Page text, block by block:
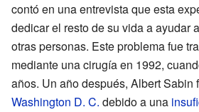
contó en una entrevista que esta
dedicar el resto de su vida a ayudar
otras personas. Este problema fue
mediante una cirugía en 1992,
años. Un año después, Albert Sabin
Washington D. C. debido a una